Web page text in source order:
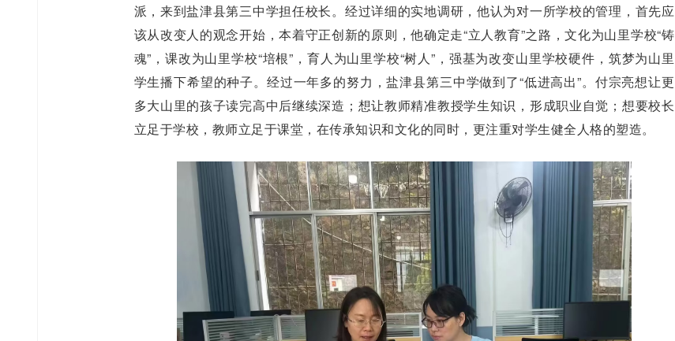
派，来到盐津县第三中学担任校长。经过详细的实地调研，他认为对一所学校的管理，首先应
该从改变人的观念开始，本着守正创新的原则，他确定走“立人教育”之路，文化为山里学校“铸
魂”，课改为山里学校“培根”，育人为山里学校“树人”，强基为改变山里学校硬件，筑梦为山里
学生播下希望的种子。经过一年多的努力，盐津县第三中学做到了“低进高出”。付宗亮想让更
多大山里的孩子读完高中后继续深造；想让教师精准教授学生知识，形成职业自觉；想要校长
立足于学校，教师立足于课堂，在传承知识和文化的同时，更注重对学生健全人格的塑造。